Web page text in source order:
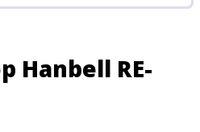
Hanbell RE-